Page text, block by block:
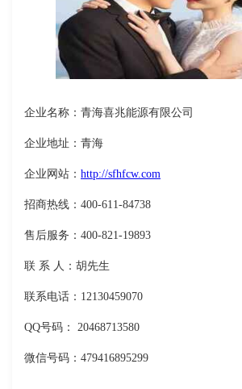
企业名称：青海喜兆能源有限公司
企业地址：青海
企业网站： http://sfhfcw.com
招商热线：400-611-84738
售后服务：400-821-19893
联 系 人：胡先生
联系电话：12130459070
QQ号码： 20468713580
微信号码：479416895299